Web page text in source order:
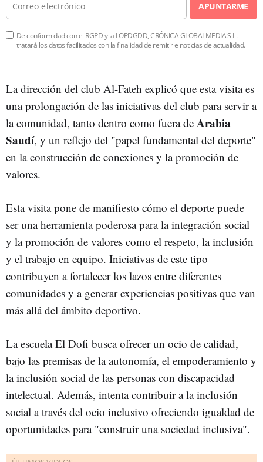
APUNTARME
De conformidad con el RGPD y la LOPDGDD, CRÓNICA GLOBALMEDIA S.L.
tratará los datos facilitados con la finalidad de remitirle noticias de actualidad.
La dirección del club Al-Fateh explicó que esta visita es
una prolongación de las iniciativas del club para servir a
la comunidad, tanto dentro como fuera de Arabia
Saudí, y un reflejo del "papel fundamental del deporte"
en la construcción de conexiones y la promoción de
valores.
Esta visita pone de manifiesto cómo el deporte puede
ser una herramienta poderosa para la integración social
y la promoción de valores como el respeto, la inclusión
y el trabajo en equipo. Iniciativas de este tipo
contribuyen a fortalecer los lazos entre diferentes
comunidades y a generar experiencias positivas que van
más allá del ámbito deportivo.
La escuela El Dofi busca ofrecer un ocio de calidad,
bajo las premisas de la autonomía, el empoderamiento y
la inclusión social de las personas con discapacidad
intelectual. Además, intenta contribuir a la inclusión
social a través del ocio inclusivo ofreciendo igualdad de
oportunidades para "construir una sociedad inclusiva".